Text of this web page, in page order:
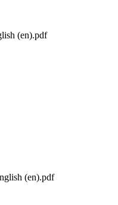
(en).pdf
(en).pdf